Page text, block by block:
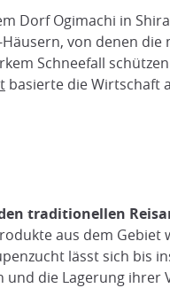
Dorf Ogimachi in
von denen die
Schneefall
basierte die Wirtschaft
traditionellen
aus dem Gebiet
lässt sich bis
und die Lagerung ihrer